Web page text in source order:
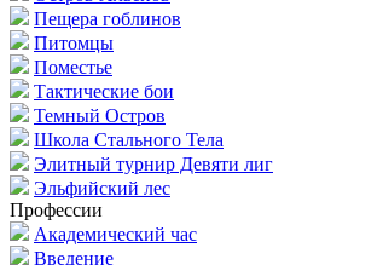
Пещера гоблинов
Питомцы
Поместье
Тактические бои
Темный Остров
Школа Стального Тела
Элитный турнир Девяти лиг
Эльфийский лес
Профессии
Академический час
Введение